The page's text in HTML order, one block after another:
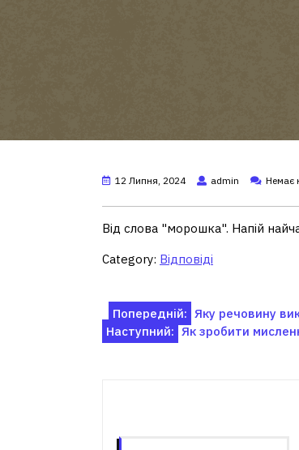
12 Липня, 2024 admin Немає
Від слова "морошка". Напій
Category: Відповіді
Навігація
записів
Попередній: Яку речовину
Наступний: Як зробити